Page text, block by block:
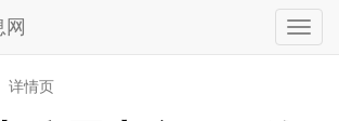
切
换
详情页